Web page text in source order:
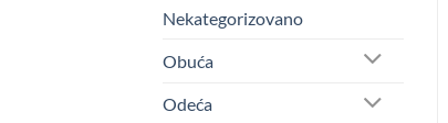
Nekategorizovano
Obuća
Odeća